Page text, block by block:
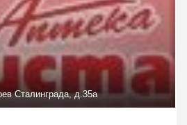
Сталинграда, д.35а